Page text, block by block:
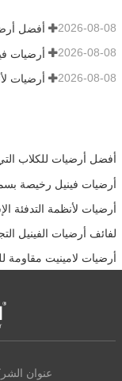
2026-08-08
أرضيات 2026-08-08
أرضيات 2026-08-08
أفضل أرضيات للكلاب
أرضيات فينيل رخيصة بسمك
أرضيات لأنظمة التدفئة
لفائف أرضيات الفينيل
أرضيات لامينيت مقاومة
عنوان